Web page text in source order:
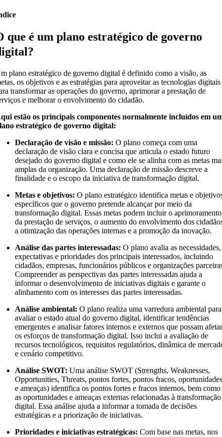
que é um plano estratégico de governo
plano estratégico de governo digital é definido como a visão, as
os objetivos e as estratégias para aproveitar as tecnologias digitais
transformar as operações do governo, aprimorar a prestação de
e melhorar o envolvimento do cidadão.
estão os principais componentes normalmente incluídos em
estratégico de governo digital:
Declaração de visão e missão:O plano começa com uma
declaração de visão clara e concisa que articula o estado futuro
desejado do governo digital e como ele se alinha com as metas
amplas da organização. Uma declaração de missão descreve a
finalidade e o escopo da iniciativa de transformação digital.
Metas e objetivos: O plano estratégico identifica metas e
específicos que o governo pretende alcançar por meio da
transformação digital. Essas metas podem incluir o aprimoramento
da prestação de serviços, o aumento do envolvimento dos
a otimização das operações internas e a promoção da inovação.
Análise das partes interessadas:O plano avalia as necessidades,
expectativas e prioridades dos principais interessados, incluindo
cidadãos, empresas, funcionários públicos e organizações
Compreender as perspectivas das partes interessadas ajuda a
informar o desenvolvimento de iniciativas digitais e garante o
alinhamento com os interesses das partes interessadas.
Análise ambiental:O plano realiza uma varredura ambiental para
avaliar o estado atual do governo digital, identificar tendências
emergentes e analisar fatores internos e externos que possam
os esforços de transformação digital. Isso inclui a avaliação de
recursos tecnológicos, requisitos regulatórios, dinâmica de
e cenário competitivo.
Análise SWOT:Uma análise SWOT (Strengths, Weaknesses,
Opportunities, Threats, pontos fortes, pontos fracos,
e ameaças) identifica os pontos fortes e fracos internos, bem como
as oportunidades e ameaças externas relacionadas à transformação
digital. Essa análise ajuda a informar a tomada de decisões
estratégicas e a priorização de iniciativas.
Prioridades e iniciativas estratégicas: Com base nas metas, nos